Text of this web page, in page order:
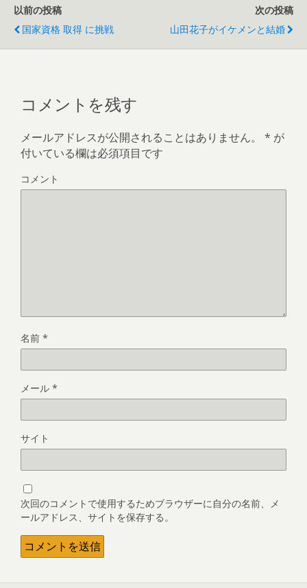
以前の投稿
国家資格 取得 に挑戦
次の投稿
山田花子がイケメンと結婚
コメントを残す
メールアドレスが公開されることはありません。 * が
付いている欄は必須項目です
コメント
名前 *
メール *
サイト
次回のコメントで使用するためブラウザーに自分の名前、メ
ールアドレス、サイトを保存する。